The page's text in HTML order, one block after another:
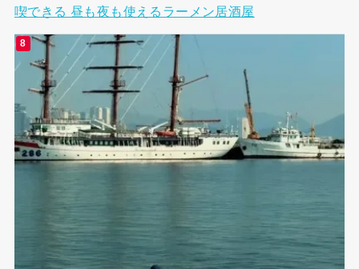
喫できる 昼も夜も使えるラーメン居酒屋